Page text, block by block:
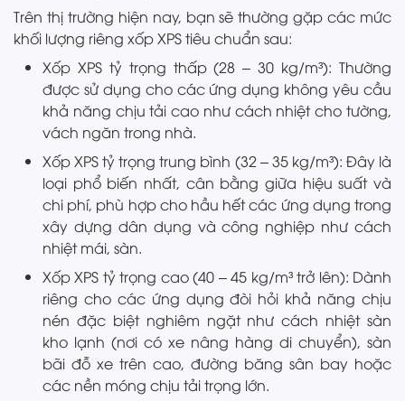
Trên thị trường hiện nay, bạn sẽ thường gặp các mức
khối lượng riêng xốp XPS tiêu chuẩn sau:
Xốp XPS tỷ trọng thấp (28 – 30 kg/m³): Thường
được sử dụng cho các ứng dụng không yêu cầu
khả năng chịu tải cao như cách nhiệt cho tường,
vách ngăn trong nhà.
Xốp XPS tỷ trọng trung bình (32 – 35 kg/m³): Đây là
loại phổ biến nhất, cân bằng giữa hiệu suất và
chi phí, phù hợp cho hầu hết các ứng dụng trong
xây dựng dân dụng và công nghiệp như cách
nhiệt mái, sàn.
Xốp XPS tỷ trọng cao (40 – 45 kg/m³ trở lên): Dành
riêng cho các ứng dụng đòi hỏi khả năng chịu
nén đặc biệt nghiêm ngặt như cách nhiệt sàn
kho lạnh (nơi có xe nâng hàng di chuyển), sàn
bãi đỗ xe trên cao, đường băng sân bay hoặc
các nền móng chịu tải trọng lớn.